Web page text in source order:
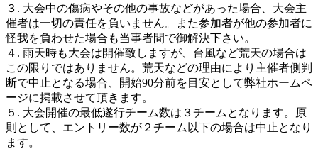
３. 大会中の傷病やその他の事故などがあった場合、大会主
催者は一切の責任を負いません。また参加者が他の参加者に
怪我を負わせた場合も当事者間で御解決下さい。
４. 雨天時も大会は開催致しますが、台風など荒天の場合は
この限りではありません。荒天などの理由により主催者側判
断で中止となる場合、開始90分前を目安として弊社ホームペ
ージに掲載させて頂きます。
５. 大会開催の最低遂行チーム数は３チームとなります。原
則として、エントリー数が２チーム以下の場合は中止となり
ます。